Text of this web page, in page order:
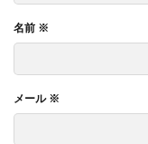
名前 ※
メール ※